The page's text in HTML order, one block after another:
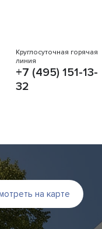
Круглосуточная горячая
линия
+7 (495) 151-13-
32
на карте